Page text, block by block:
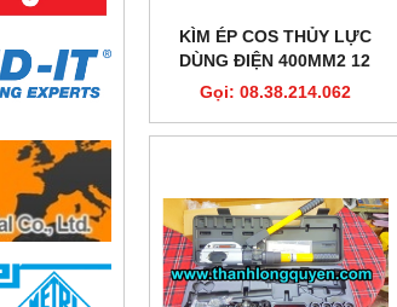
KÌM ÉP COS THỦY LỰC
DÙNG ĐIỆN 400MM2 12
TẤN LZ-400C XC TOOLS
Gọi: 08.38.214.062